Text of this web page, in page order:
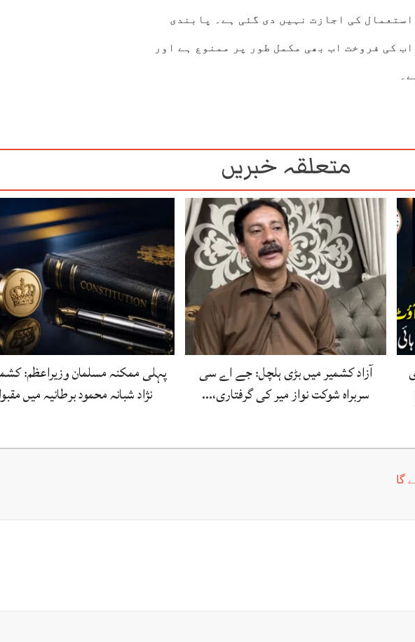
کی اجازت نہیں دی گئی ہے۔ پابندی
کی فروخت اب بھی مکمل طور پر ممنوع ہے اور
متعلقہ خبریں
آزاد کشمیر میں بڑی ہلچل: جے اے سی
سربراہ شوکت نواز میر کی گرفتاری،…
پہلی ممکنہ مسلمان وزیراعظم:
نژاد شبانہ محمود برطانیہ میں
گا